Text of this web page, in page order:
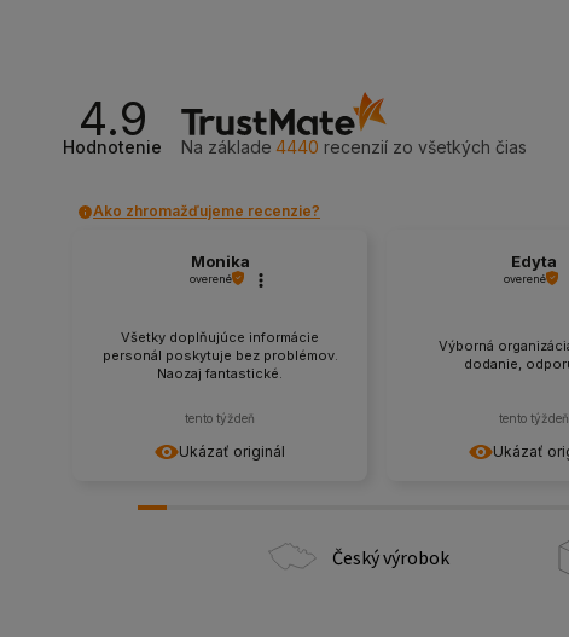
4.9
Hodnotenie Na základe 4440 recenzií zo všetkých čias
Ako zhromažďujeme recenzie?
Ukázať originál
Monika
overené
Všetky doplňujúce informácie
personál poskytuje bez problémov.
Naozaj fantastické.
tento týždeň
Ukázať
Edyta
overené
Výborná
dodanie,
tento týždeň
Český výrobok